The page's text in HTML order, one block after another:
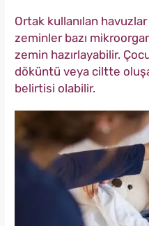
Ortak kullanılan
zeminler bazı
zemin hazırlayabilir.
döküntü veya ciltte
belirtisi olabilir.